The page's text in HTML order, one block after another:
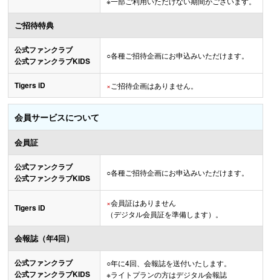
ご招待特典
公式ファンクラブ
公式ファンクラブKIDS
○各種ご招待企画にお申込みいただけます。
Tigers iD ×ご招待企画はありません。
会員サービスについて
会員証
公式ファンクラブ
公式ファンクラブKIDS
○各種ご招待企画にお申込みいただけます。
Tigers iD ×会員証はありません
（デジタル会員証を準備します）。
会報誌（年4回）
公式ファンクラブ
公式ファンクラブKIDS
○年に4回、会報誌を送付いたします。
※ライトプランの方はデジタル会報誌